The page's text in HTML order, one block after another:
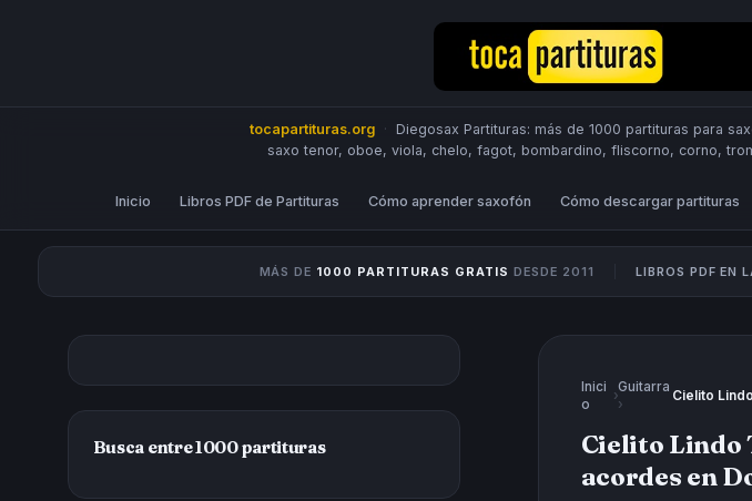
tocapartituras.org ·
Diegosax Partituras: más de 1000 partituras para
saxo tenor, oboe, viola, chelo, fagot, bombardino, fliscorno, corno,
Inicio Libros PDF de Partituras Cómo aprender saxofón Cómo descargar partituras
MÁS DE 1000 PARTITURAS GRATIS DESDE 2011 LIBROS PDF EN
Inici
o
›
Guitarra
›
Cielito Lindo
acordes en
Busca entre 1000 partituras